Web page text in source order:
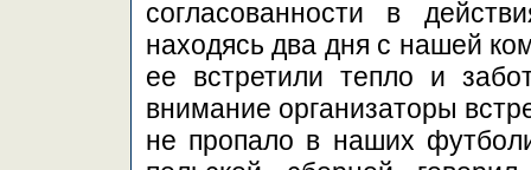
согласованности в
находясь два дня с нашей
ее встретили тепло и
внимание организаторы
не пропало в наших